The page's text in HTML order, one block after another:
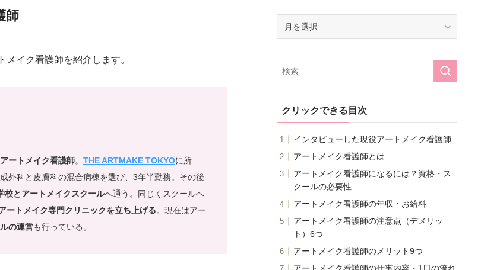
師
イク看護師を紹介します。
ートメイク看護師。 THE ARTMAKE TOKYOに所
外科と皮膚科の混合病棟を選び、3年半勤務。その後
校とアートメイクスクールへ通う。同じくスクールへ
ートメイク専門クリニックを立ち上げる。現在はアー
の運営も行っている。
イ
ブ
クリックできる目次
インタビューした現役アートメイク看護師
アートメイク看護師とは
アートメイク看護師になるには？資格・ス
クールの必要性
アートメイク看護師の年収・お給料
アートメイク看護師の注意点（デメリッ
ト）6つ
アートメイク看護師のメリット9つ